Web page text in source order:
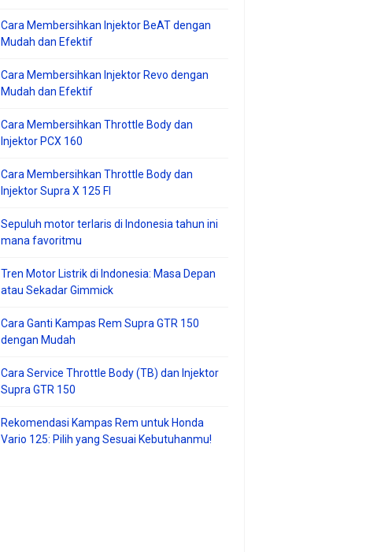
Cara Membersihkan Injektor BeAT dengan
Mudah dan Efektif
Cara Membersihkan Injektor Revo dengan
Mudah dan Efektif
Cara Membersihkan Throttle Body dan
Injektor PCX 160
Cara Membersihkan Throttle Body dan
Injektor Supra X 125 FI
Sepuluh motor terlaris di Indonesia tahun ini
mana favoritmu
Tren Motor Listrik di Indonesia: Masa Depan
atau Sekadar Gimmick
Cara Ganti Kampas Rem Supra GTR 150
dengan Mudah
Cara Service Throttle Body (TB) dan Injektor
Supra GTR 150
Rekomendasi Kampas Rem untuk Honda
Vario 125: Pilih yang Sesuai Kebutuhanmu!